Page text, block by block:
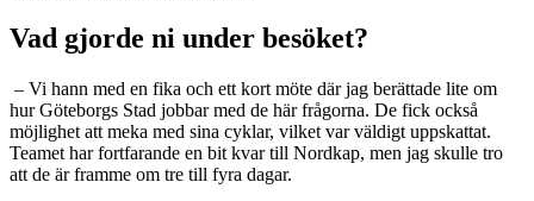
Vad gjorde ni under besöket?
– Vi hann med en fika och ett kort möte där jag berättade lite om
hur Göteborgs Stad jobbar med de här frågorna. De fick också
möjlighet att meka med sina cyklar, vilket var väldigt uppskattat.
Teamet har fortfarande en bit kvar till Nordkap, men jag skulle tro
att de är framme om tre till fyra dagar.